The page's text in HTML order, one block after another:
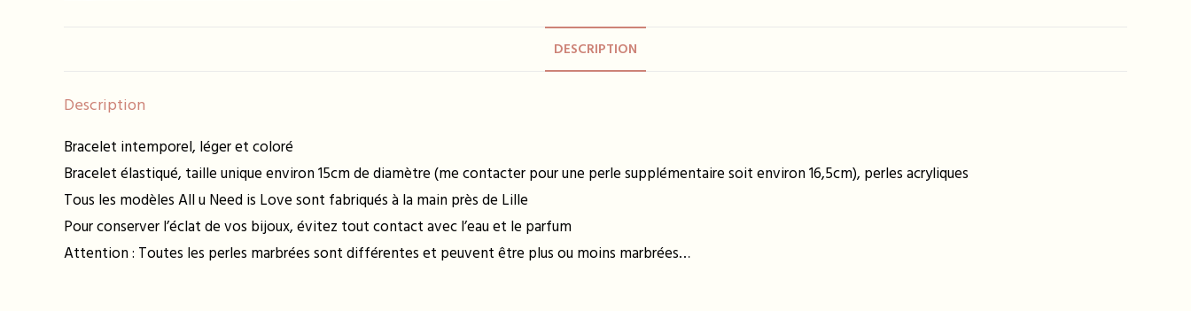
DESCRIPTION
Description
Bracelet intemporel, léger et coloré
Bracelet élastiqué, taille unique environ 15cm de diamètre (me contacter pour une perle supplémentaire soit environ 16,5cm), perles acryliques
Tous les modèles All u Need is Love sont fabriqués à la main près de Lille
Pour conserver l’éclat de vos bijoux, évitez tout contact avec l’eau et le parfum
Attention : Toutes les perles marbrées sont différentes et peuvent être plus ou moins marbrées…